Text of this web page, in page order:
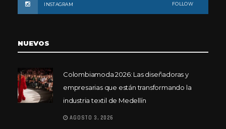
INSTAGRAM FOLLOW
NUEVOS
Colombiamoda 2026: Las diseñadoras y
empresarias que están transformando la
industria textil de Medellín
AGOSTO 3, 2026